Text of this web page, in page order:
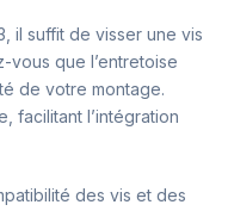
il suffit de visser une vis
vous que l’entretoise
de votre montage.
facilitant l’intégration
des vis et des